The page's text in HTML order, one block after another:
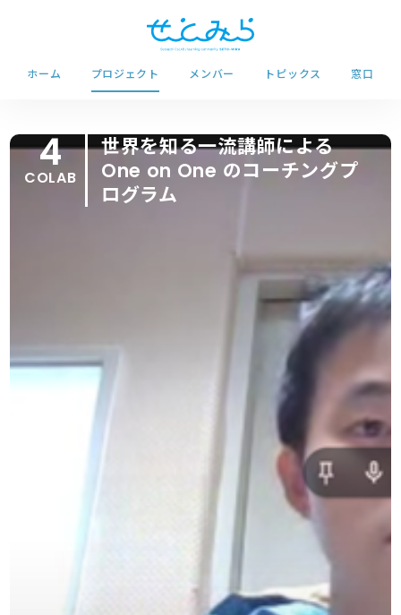
ホーム プロジェクト メンバー トピックス 窓口
4
COLAB
世界を知る一流講師による
One on One のコーチングプ
ログラム